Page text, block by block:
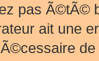
pas Ã©tÃ©
ait une
de